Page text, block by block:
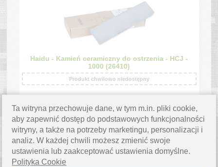
Haidu - Kamień ceramiczny do ostrzenia - HCJ -
1000 (26410)
Produkt chwilowo niedostępny
cena:
44.00zł
Ta witryna przechowuje dane, w tym m.in. pliki cookie,
aby zapewnić dostęp do podstawowych funkcjonalności
witryny, a także na potrzeby marketingu, personalizacji i
analiz. W każdej chwili możesz zmienić swoje
ustawienia lub zaakceptować ustawienia domyślne.
Polityka Cookie